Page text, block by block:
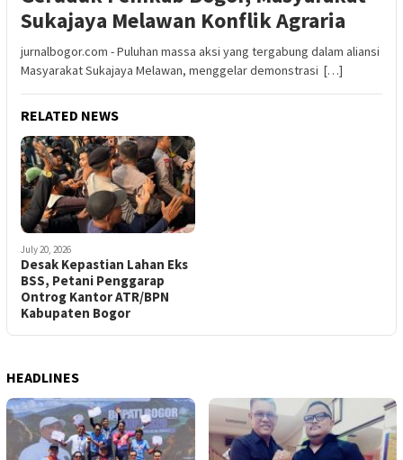
Sukajaya Melawan Konflik Agraria
jurnalbogor.com - Puluhan massa aksi yang tergabung dalam aliansi
Masyarakat Sukajaya Melawan, menggelar demonstrasi […]
RELATED NEWS
July 20, 2026
Desak Kepastian Lahan Eks
BSS, Petani Penggarap
Ontrog Kantor ATR/BPN
Kabupaten Bogor
HEADLINES